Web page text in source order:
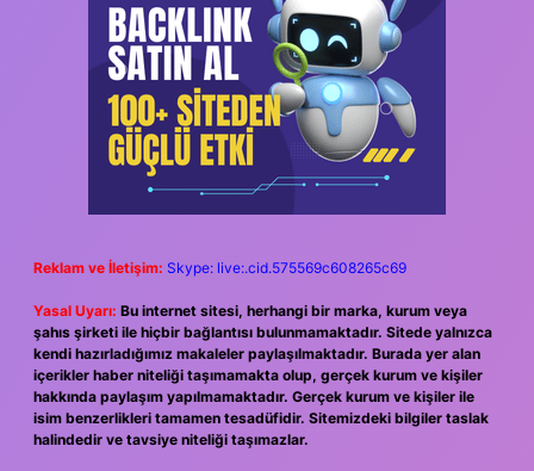
Reklam ve İletişim: Skype: live:.cid.575569c608265c69
Yasal Uyarı: Bu internet sitesi, herhangi bir marka, kurum veya
şahıs şirketi ile hiçbir bağlantısı bulunmamaktadır. Sitede yalnızca
kendi hazırladığımız makaleler paylaşılmaktadır. Burada yer alan
içerikler haber niteliği taşımamakta olup, gerçek kurum ve kişiler
hakkında paylaşım yapılmamaktadır. Gerçek kurum ve kişiler ile
isim benzerlikleri tamamen tesadüfidir. Sitemizdeki bilgiler taslak
halindedir ve tavsiye niteliği taşımazlar.